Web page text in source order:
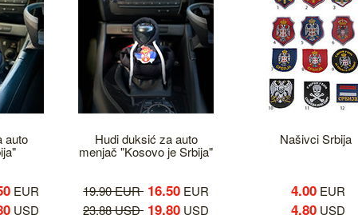
auto
EUR
USD
Hudi duksić za auto
menjač "Kosovo je Srbija"
19.90 EUR 16.50 EUR
23.88 USD 19.80 USD
Našivci Srbija
4.00EUR
4.80USD